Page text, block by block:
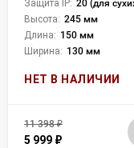
Защита IP: 20 (для сухих
Высота: 245 мм
Длина: 150 мм
Ширина: 130 мм
НЕТ В НАЛИЧИИ
11 398₽
5 999 ₽